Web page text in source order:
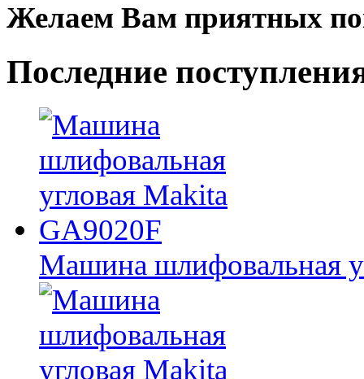
Желаем Вам приятных
Последние
Машина шлифовальная